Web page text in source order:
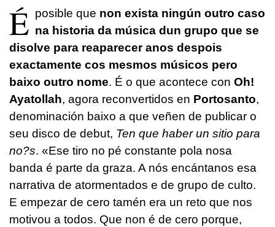
É posible que non exista ningún outro caso
na historia da música dun grupo que se
disolve para reaparecer anos despois
exactamente cos mesmos músicos pero
baixo outro nome. É o que acontece con Oh!
Ayatollah, agora reconvertidos en Portosanto,
denominación baixo a que veñen de publicar o
seu disco de debut, Ten que haber un sitio para
no?s. «Ese tiro no pé constante pola nosa
banda é parte da graza. A nós encántanos esa
narrativa de atormentados e de grupo de culto.
E empezar de cero tamén era un reto que nos
motivou a todos. Que non é de cero porque,